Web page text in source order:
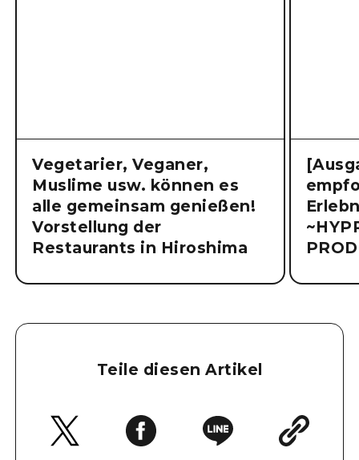
Vegetarier, Veganer,
Muslime usw. können es
alle gemeinsam genießen!
Vorstellung der
Restaurants in Hiroshima
Teile diesen Artikel